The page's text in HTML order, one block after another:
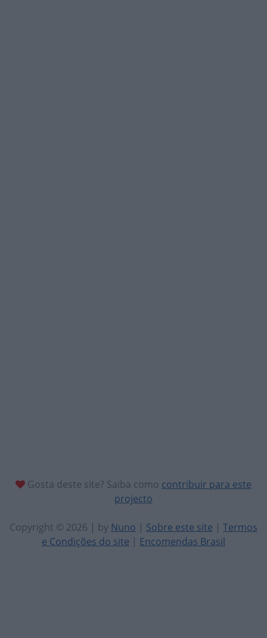
Gosta deste site? Saiba como contribuir para este
projecto
Copyright © 2026 | by Nuno | Sobre este site | Termos
e Condições do site | Encomendas Brasil